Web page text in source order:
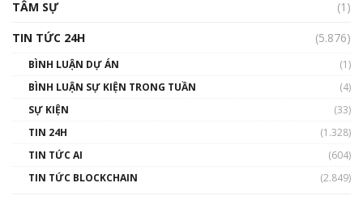
TÂM SỰ
(1)
TIN TỨC 24H
(5.876)
BÌNH LUẬN DỰ ÁN
(1)
BÌNH LUẬN SỰ KIỆN TRONG TUẦN
(4)
SỰ KIỆN
(33)
TIN 24H
(1.328)
TIN TỨC AI
(604)
TIN TỨC BLOCKCHAIN
(2.849)